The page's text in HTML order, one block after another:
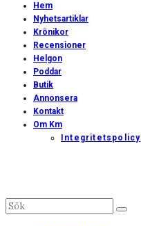
Hem
Nyhetsartiklar
Krönikor
Recensioner
Helgon
Poddar
Butik
Annonsera
Kontakt
Om Km
Integritetspolicy